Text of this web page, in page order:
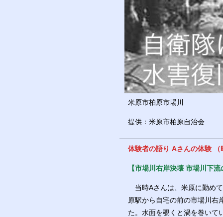
米原市柏原市場川
提供：米原市柏原自治会
体験者の語り Aさんの体験 （
【市場川右岸決壊 市場川下
当時Aさんは、米原に勤め
原駅から自宅の前の市場川右
た。水面を覗くと渦を巻いて